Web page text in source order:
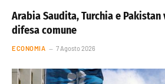
Arabia Saudita, Turchia e
difesa comune
ECONOMIA 7 Agosto 2026